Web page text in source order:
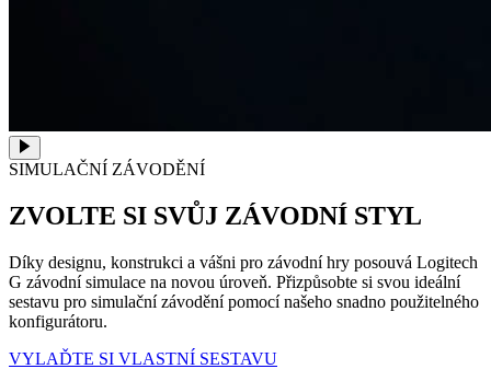
SIMULAČNÍ ZÁVODĚNÍ
ZVOLTE SI SVŮJ ZÁVODNÍ STYL
Díky designu, konstrukci a vášni pro závodní hry posouvá Logitech
G závodní simulace na novou úroveň. Přizpůsobte si svou ideální
sestavu pro simulační závodění pomocí našeho snadno použitelného
konfigurátoru.
VYLAĎTE SI VLASTNÍ SESTAVU